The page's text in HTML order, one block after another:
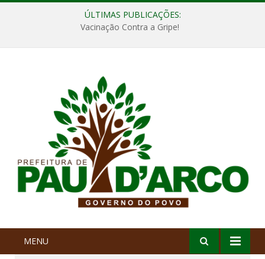
ÚLTIMAS PUBLICAÇÕES:
Vacinação Contra a Gripe!
MENU